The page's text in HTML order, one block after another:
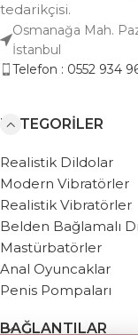
tedarikçisi.
Osmanağa Mah.
İstanbul
Telefon : 0552 934
KATEGORILER
Realistik Dildolar
Modern Vibratörler
Realistik Vibratörler
Belden Bağlamalı
Mastürbatörler
Anal Oyuncaklar
Penis Pompaları
BAĞLANTILAR